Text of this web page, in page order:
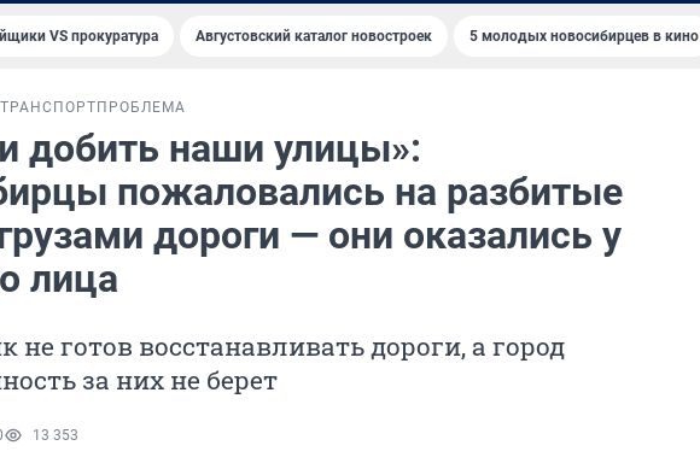
VS прокуратура Августовский каталог новостроек 5 молодых новосибирцев в кино
ПРОБЛЕМА
добить наши улицы»:
пожаловались на разбитые
дороги — они оказались у
лица
не готов восстанавливать дороги, а город
за них не берет
13 353